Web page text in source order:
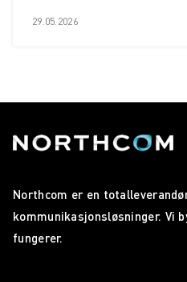
29.05.2026
Northcom er en
kommunikasjonsløsninger. Vi
fungerer.